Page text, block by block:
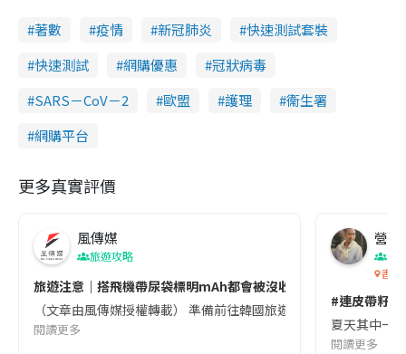
著數 疫情 新冠肺炎
快速測試套裝
快速測試
網購優惠
冠狀病毒
SARS－CoV－2
歐盟 護理
衞生署
網購平台
更多真實評價
風傳媒
旅遊攻略
旅遊注意｜搭飛機帶尿袋標明mAh都會被沒收😱出發前切記檢查
（文章由風傳媒授權轉載） 準備前往韓國旅遊的民眾，近期要
閱讀更多
營養
香港
#連皮帶籽
夏天其中一
閱讀更多